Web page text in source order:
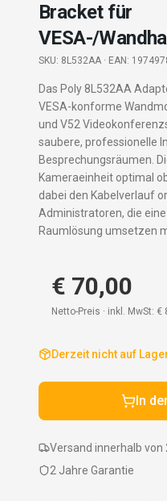
Bracket für
VESA-/
SKU: 8L532AA · EAN:
Das Poly 8L532AA
VESA-konforme
und V52
saubere, professionelle
Besprechungsräumen.
Kameraeinheit optimal
dabei den Kabelverlauf
Administratoren, die
Raumlösung umsetzen
€ 70,00
Netto-Preis · inkl. MwSt: €
Derzeit nicht auf
In
Versand innerhalb von
2 Jahre Garantie